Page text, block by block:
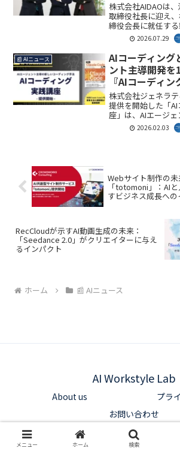
株式会社AIDAOは
取締役社長に迎え
締役会長に就任す
ました。この変更
への注力を加速さ
る企業の持続的な
重要な一歩となり
編集部としては、
ネスに新たな価値
す。
2026.07.29
📰 AIニュース
AIコーディング
ント主導開発を
『AIコーディ
説
株式会社ジェネラ
提供を開始した「
座」は、AIエージ
こなすための実践
できる法人向け研
指す企業にとって
す。
2026.02.03
Webサイト制作の
「totomoni」：AI
すビジネス成長への
RecCloudが示すAI動画生成の未来：
「Seedance 2.0」がクリエイターに与え
るインパクト
ホーム 📰 AIニュース
AI Workstyle Lab
About us
プラ
お問い合わせ
© 2025 AI Workstyle
メニュー ホーム 検索